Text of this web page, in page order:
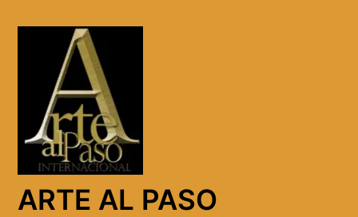
ARTE AL PASO